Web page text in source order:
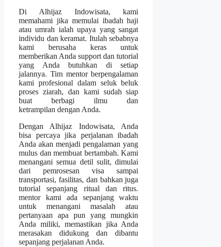
Di Alhijaz Indowisata, kami
memahami jika memulai ibadah haji
atau umrah ialah upaya yang sangat
individu dan keramat. Itulah sebabnya
kami berusaha keras untuk
memberikan Anda support dan tutorial
yang Anda butuhkan di setiap
jalannya. Tim mentor berpengalaman
kami profesional dalam seluk beluk
proses ziarah, dan kami sudah siap
buat berbagi ilmu dan
ketrampilan dengan Anda.
Dengan Alhijaz Indowisata, Anda
bisa percaya jika perjalanan ibadah
Anda akan menjadi pengalaman yang
mulus dan membuat bertambah. Kami
menangani semua detil sulit, dimulai
dari pemrosesan visa sampai
transportasi, fasilitas, dan bahkan juga
tutorial sepanjang ritual dan ritus.
mentor kami ada sepanjang waktu
untuk menangani masalah atau
pertanyaan apa pun yang mungkin
Anda miliki, memastikan jika Anda
merasakan didukung dan dibantu
sepanjang perjalanan Anda.